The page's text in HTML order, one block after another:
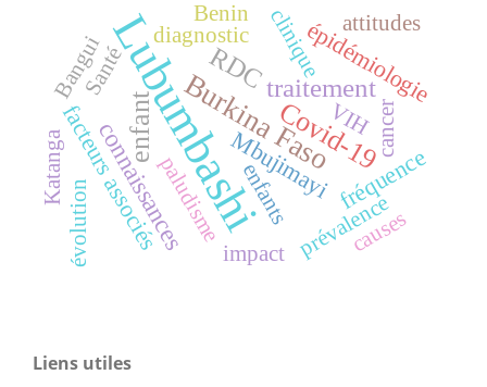
Lubumbashi
Burkina Faso
Covid-19
enfant
RDCtraitement
connaissances
épidémiologie
facteurs associés Mbujimayifréquence
clinique
évolution prévalence
VIH
paludisme
diagnostic
Bangui
Benin
cancer
attitudes
enfants
Santé
causes
impact
Katanga
Liens utiles